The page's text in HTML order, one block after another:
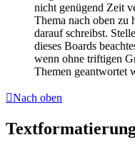
nicht genügend Zeit
Thema nach oben zu
darauf schreibst.
dieses Boards
wenn ohne triftigen
Themen geantwortet
Nach oben